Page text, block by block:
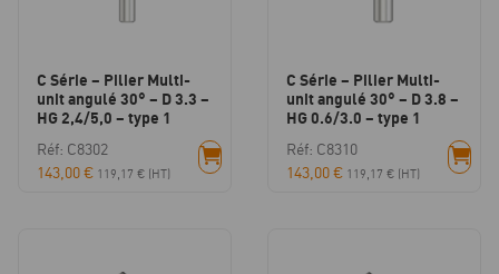
C Série – Pilier Multi-
unit angulé 30° – D 3.3 –
HG 2,4/5,0 – type 1
Réf: C8302
143,00€ 119,17 € (HT)
C Série – Pilier Multi-
unit angulé 30° – D 3.8 –
HG 0.6/3.0 – type 1
Réf: C8310
143,00€ 119,17 € (HT)